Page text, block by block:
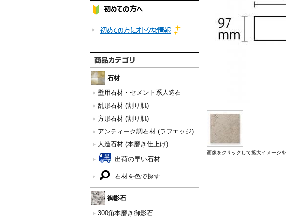
石材
壁用石材・セメント系人造石
乱形石材 (割り肌)
方形石材 (割り肌)
アンティーク調石材 (ラフエッジ)
人造石材 (本磨き仕上げ)
出荷の早い石材
石材を色で探す
御影石
300角本磨き御影石
画像をクリックして拡大イメージ